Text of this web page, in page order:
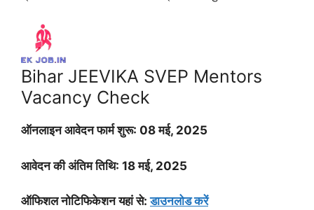
Bihar JEEVIKA SVEP Mentors
Vacancy Check
ऑनलाइन आवेदन फार्म शुरू: 08 मई, 2025
आवेदन की अंतिम तिथि: 18 मई, 2025
ऑफिशल नोटिफिकेशन यहां से:डाउनलोड करें